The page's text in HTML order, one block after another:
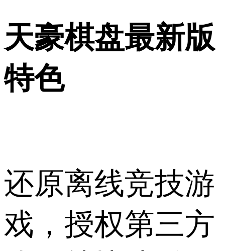
天豪棋盘最新版
特色
还原离线竞技游
戏，授权第三方